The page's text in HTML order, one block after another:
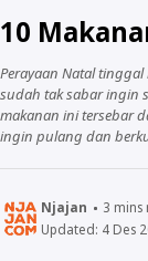
Resep
Makanan
10
Perayaan Natal
sudah tak sabar ingin
makanan ini tersebar
ingin pulang dan
Njajan 3 mins
Updated: 4 Des